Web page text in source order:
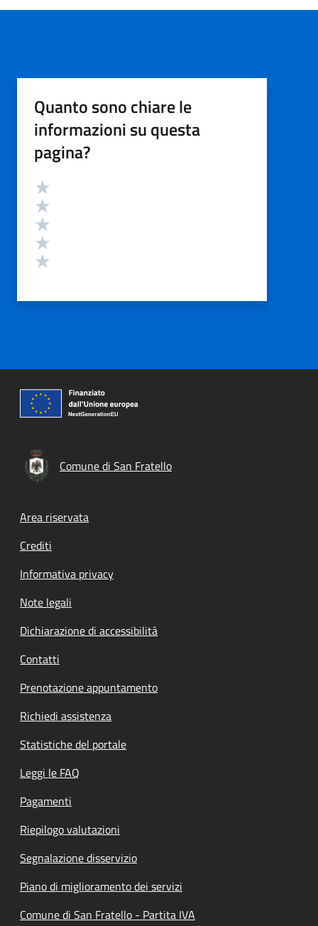
Quanto sono chiare le
informazioni su questa
pagina?
Valutazione
Comune di San Fratello
Footer menu
Area riservata
Crediti
Informativa privacy
Note legali
Dichiarazione di accessibilità
Contatti
Prenotazione appuntamento
Richiedi assistenza
Statistiche del portale
Leggi le FAQ
Pagamenti
Riepilogo valutazioni
Segnalazione disservizio
Piano di miglioramento dei servizi
Comune di San Fratello - Partita IVA